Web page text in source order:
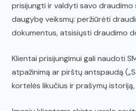
prisijungti ir valdyti savo
daugybę veiksmų: peržiūrėti
dokumentus, atsisiųsti draudimo
Klientai prisijungimui gali naudoti
atpažinimą ar pirštų antspaudą
kortelės likučius ir prašymų